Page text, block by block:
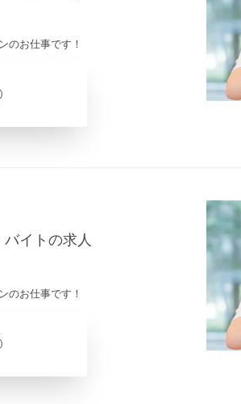
のお仕事です！
イトの求人
のお仕事です！